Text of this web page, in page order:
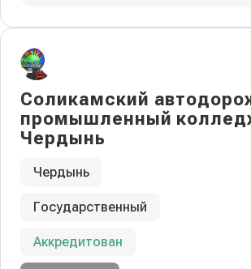
Соликамский
промышленный
Чердынь
Чердынь
Государственный
Аккредитован